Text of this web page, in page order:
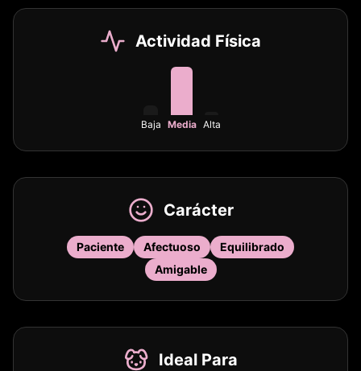
Actividad Física
Baja Media Alta
Carácter
Paciente Afectuoso
Equilibrado
Amigable
Ideal Para